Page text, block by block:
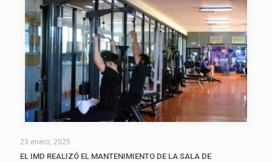
23 enero, 2025
EL IMD REALIZÓ EL MANTENIMIENTO DE LA SALA DE